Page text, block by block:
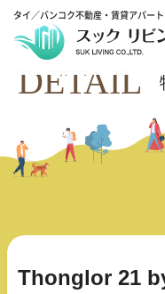
タイ／バンコク不動産・賃貸アパー
バンコクの不動
DETAIL
Thonglor 21